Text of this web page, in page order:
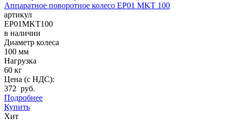
Аппаратное поворотное колесо EP01 MKT 100
артикул
EP01MKT100
в наличии
Диаметр колеса
100 мм
Нагрузка
60 кг
Цена (с НДС):
372 руб.
Подробнее
Купить
Хит